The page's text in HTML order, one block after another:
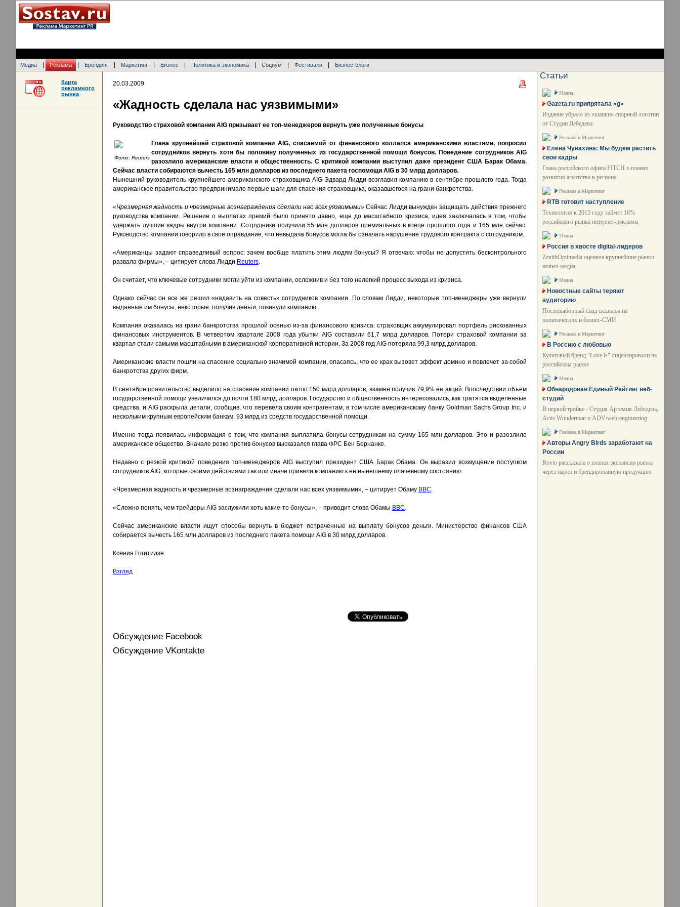
Медиа Реклама Брендинг Маркетинг Бизнес Политика и экономика Социум Фестивали Бизнес-блоги
20.03.2009
«Жадность сделала нас уязвимыми»
Руководство страховой компании AIG призывает ее топ-менеджеров вернуть уже полученные бонусы
Фото: Reuters
Глава крупнейшей страховой компании AIG, спасаемой от финансового коллапса американскими властями, попросил
сотрудников вернуть хотя бы половину полученных из государственной помощи бонусов. Поведение сотрудников AIG
разозлило американские власти и общественность. С критикой компании выступил даже президент США Барак Обама.
Сейчас власти собираются вычесть 165 млн долларов из последнего пакета госпомощи AIG в 30 млрд долларов.
Нынешний руководитель крупнейшего американского страховщика AIG Эдвард Лидди возглавил компанию в сентябре прошлого года. Тогда
американское правительство предпринимало первые шаги для спасения страховщика, оказавшегося на грани банкротства.
«Чрезмерная жадность и чрезмерные вознаграждения сделали нас всех уязвимыми»Сейчас Лидди вынужден защищать действия прежнего
руководства компании. Решение о выплатах премий было принято давно, еще до масштабного кризиса, идея заключалась в том, чтобы
удержать лучшие кадры внутри компании. Сотрудники получили 55 млн долларов премиальных в конце прошлого года и 165 млн сейчас.
Руководство компании говорило в свое оправдание, что невыдача бонусов могла бы означать нарушение трудового контракта с сотрудником.
«Американцы задают справедливый вопрос: зачем вообще платить этим людям бонусы? Я отвечаю: чтобы не допустить бесконтрольного
развала фирмы», – цитирует слова Лидди Reuters.
Он считает, что ключевые сотрудники могли уйти из компании, осложнив и без того нелегкий процесс выхода из кризиса.
Однако сейчас он все же решил «надавить на совесть» сотрудников компании. По словам Лидди, некоторые топ-менеджеры уже вернули
выданные им бонусы, некоторые, получив деньги, покинули компанию.
Компания оказалась на грани банкротства прошлой осенью из-за финансового кризиса: страховщик аккумулировал портфель рискованных
финансовых инструментов. В четвертом квартале 2008 года убытки AIG составили 61,7 млрд долларов. Потери страховой компании за
квартал стали самыми масштабными в американской корпоративной истории. За 2008 год AIG потеряла 99,3 млрд долларов.
Американские власти пошли на спасение социально значимой компании, опасаясь, что ее крах вызовет эффект домино и повлечет за собой
банкротства других фирм.
В сентябре правительство выделило на спасение компании около 150 млрд долларов, взамен получив 79,9% ее акций. Впоследствии объем
государственной помощи увеличился до почти 180 млрд долларов. Государство и общественность интересовались, как тратятся выделенные
средства, и AIG раскрыла детали, сообщив, что перевела своим контрагентам, в том числе американскому банку Goldman Sachs Group Inc. и
нескольким крупным европейским банкам, 93 млрд из средств государственной помощи.
Именно тогда появилась информация о том, что компания выплатила бонусы сотрудникам на сумму 165 млн долларов. Это и разозлило
американское общество. Вначале резко против бонусов высказался глава ФРС Бен Бернанке.
Недавно с резкой критикой поведения топ-менеджеров AIG выступил президент США Барак Обама. Он выразил возмущение поступком
сотрудников AIG, которые своими действиями так или иначе привели компанию к ее нынешнему плачевному состоянию.
«Чрезмерная жадность и чрезмерные вознаграждения сделали нас всех уязвимыми», – цитирует Обаму BBC.
«Сложно понять, чем трейдеры AIG заслужили хоть какие-то бонусы», – приводит слова Обамы BBC.
Сейчас американские власти ищут способы вернуть в бюджет потраченные на выплату бонусов деньги. Министерство финансов США
собирается вычесть 165 млн долларов из последнего пакета помощи AIG в 30 млрд долларов.
Ксения Гогитидзе
Взгляд
Обсуждение Facebook
Обсуждение VKontakte
Карта
рекламного
рынка
Статьи
Медиа
Gazeta.ru припрятала «g»
Издание убрало из «шапки» спорный логотип
от Студии Лебедева
Реклама и Маркетинг
Елена Чувахина: Мы будем растить
свои кадры
Глава российского офиса FITCH о планах
развития агентства в регионе
Реклама и Маркетинг
RTB готовит наступление
Технология к 2015 году займет 18%
российского рынка интернет-рекламы
Медиа
Россия в хвосте digital-лидеров
ZenithOptimedia оценила крупнейшие рынки
новых медиа
Медиа
Новостные сайты теряют
аудиторию
Послевыборный спад сказался на
политических и бизнес-СМИ
Реклама и Маркетинг
В Россию с любовью
Культовый бренд "Love is" лицензировали на
российском рынке
Медиа
Обнародован Единый Рейтинг веб-
студий
В первой тройке - Студия Артемия Лебедева,
Actis Wunderman и ADV/web-engineering
Реклама и Маркетинг
Авторы Angry Birds заработают на
России
Rovio рассказала о планах экспансии рынка
через парки и брендированную продукцию